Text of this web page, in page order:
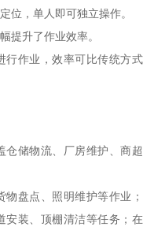
位，单人即可独立操作。
提升了作业效率。
行作业，效率可比传统方式
仓储物流、厂房维护、商超
盘点、照明维护等作业；
安装、顶棚清洁等任务；在